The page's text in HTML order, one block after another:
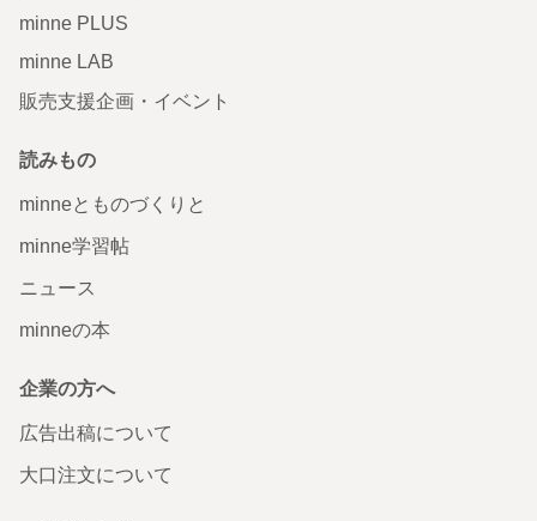
minne PLUS
minne LAB
販売支援企画・イベント
読みもの
minneとものづくりと
minne学習帖
ニュース
minneの本
企業の方へ
広告出稿について
大口注文について